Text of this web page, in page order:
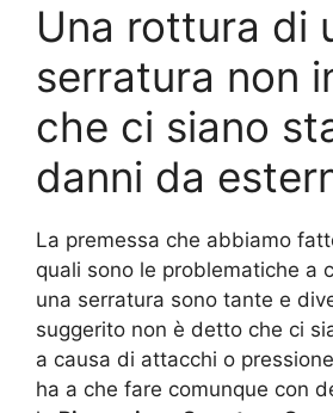
Una rottura di
serratura non
che ci siano
danni da
La premessa che abbiamo
quali sono le problematiche a
una serratura sono tante e
suggerito non è detto che ci
a causa di attacchi o
ha a che fare comunque con